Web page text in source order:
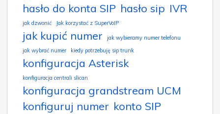
hasło do konta SIP hasło sip IVR
jak dzwonić Jak korzystać z SuperVoIP
jak kupić numer
jak wybieramy numer telefonu
jak wybrać numer
kiedy potrzebuję sip trunk
konfiguracja Asterisk
konfiguracja centrali slican
konfiguracja grandstream UCM
konfiguruj numer konto SIP